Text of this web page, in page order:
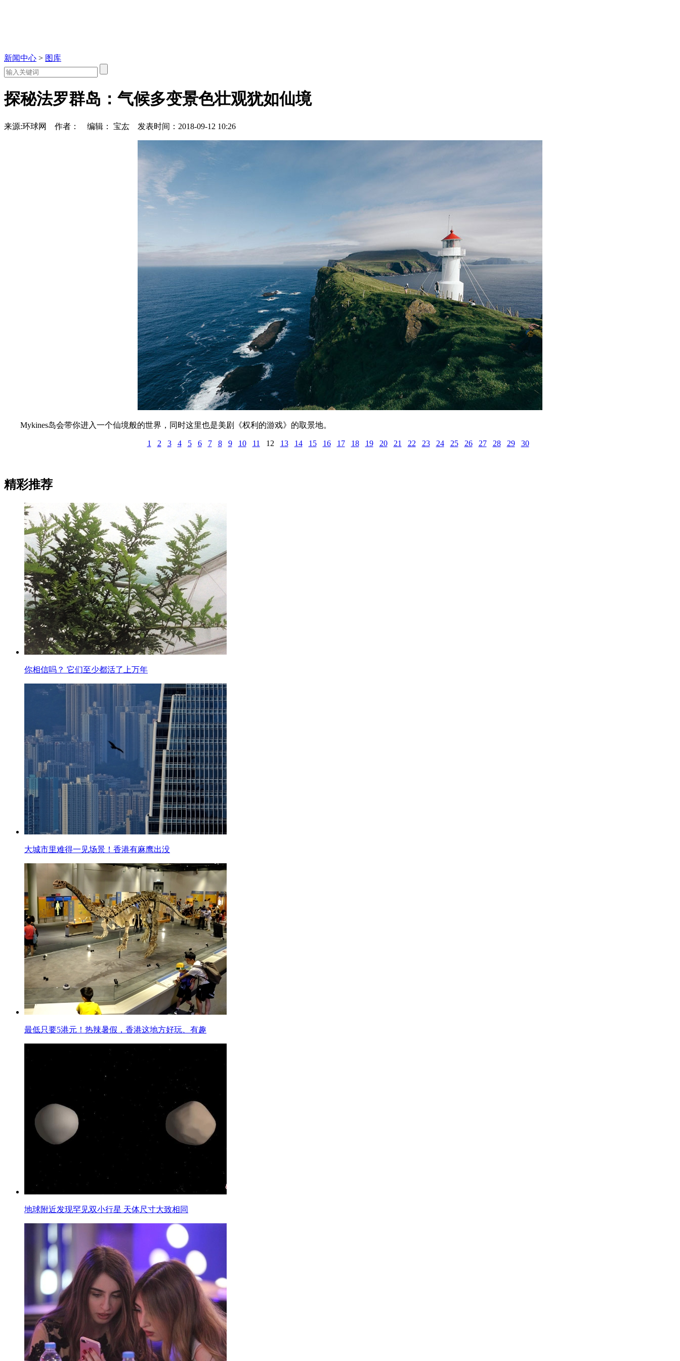
新闻中心 > 图库
探秘法罗群岛：气候多变景色壮观犹如仙境
来源:环球网 作者： 编辑： 宝厷 发表时间：2018-09-12 10:26
Mykines岛会带你进入一个仙境般的世界，同时这里也是美剧《权利的游戏》的取景地。
1 2 3 4 5 6 7 8 9 10 11 12 13 14 15 16 17 18 19 20 21 22 23 24 25 26 27 28 29 30
精彩推荐
你相信吗？ 它们至少都活了上万年
大城市里难得一见场景！香港有麻鹰出没
最低只要5港元！热辣暑假，香港这地方好玩、有趣
地球附近发现罕见双小行星 天体尺寸大致相同